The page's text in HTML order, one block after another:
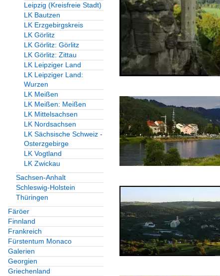
Leipzig (Kreisfreie Stadt)
LK Bautzen
LK Erzgebirgskreis
LK Görlitz
LK Görlitz: Görlitz
LK Görlitz: Zittau
LK Leipziger Land
LK Leipziger Land:
Wurzen
LK Meißen
LK Meißen: Meißen
LK Mittelsachsen
LK Nordsachsen
LK Sächsische Schweiz -
Osterzgebirge
LK Vogtland
LK Zwickau
Sachsen-Anhalt
Schleswig-Holstein
Thüringen
Färöer
Finnland
Frankreich
Fürstentum Monaco
Galerien
Georgien
Griechenland
Rathäuser,
Deutschland
Sakrale Bauten
Torbauten
Deutschland
Türme
Deutschland
Wasserbauten
Deutschland
Wassertürme
Brunnen, Denkmäler etc.
2020
2020
2021
2023
2025